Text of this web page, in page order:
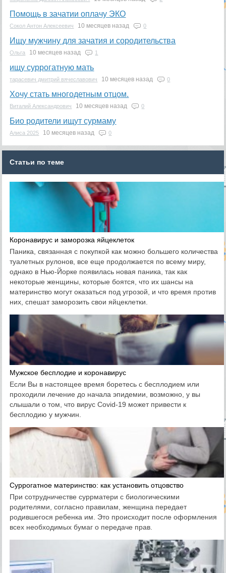
Помощь в зачатии оплачу ЭКО
Сокол Антон Алексеевич 10 месяцев назад 0
Ищу мужчину для зачатия и сородительства
Ольга 10 месяцев назад 1
ищу суррогатную мать
тарасевич дмитрий вячеславович 10 месяцев назад 0
Хочу стать многодетным отцом.
Виталий Александрович 10 месяцев назад 0
Био родители ищут сурмаму
Алиса 2025 10 месяцев назад 0
Статьи по теме
Коронавирус и заморозка яйцеклеток
Паника, связанная с покупкой как можно большего количества
туалетных рулонов, все еще продолжается по всему миру,
однако в Нью-Йорке появилась новая паника, так как
некоторые женщины, которые боятся, что их шансы на
материнство могут оказаться под угрозой, и что время против
них, спешат заморозить свои яйцеклетки.
Мужское бесплодие и коронавирус
Если Вы в настоящее время боретесь с бесплодием или
проходили лечение до начала эпидемии, возможно, у вы
слышали о том, что вирус Covid-19 может привести к
бесплодию у мужчин.
Суррогатное материнство: как установить отцовство
При сотрудничестве суррматери с биологическими
родителями, согласно правилам, женщина передает
родившегося ребенка им. Это происходит после оформления
всех необходимых бумаг о передаче прав.